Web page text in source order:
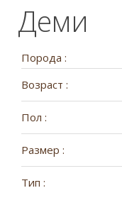
Деми
Порода :
Возраст :
Пол :
Размер :
Тип :